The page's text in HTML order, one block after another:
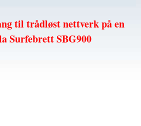
til trådløst nettverk på en
Surfebrett SBG900